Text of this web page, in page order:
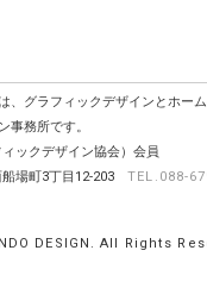
、グラフィックデザインとホー
事務所です。
ックデザイン協会）会員
船場町3丁目12-203TEL.088-
DESIGN. All Rights